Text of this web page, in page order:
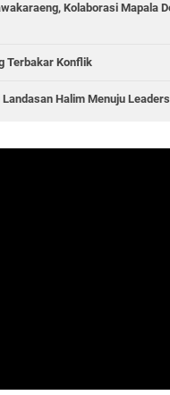
Kolaborasi Mapala
Terbakar Konflik
Halim Menuju